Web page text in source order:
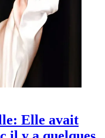
Elle avait